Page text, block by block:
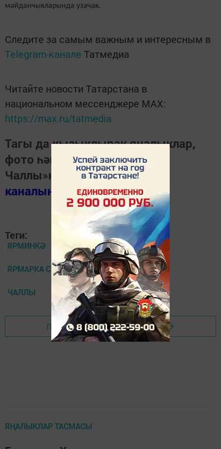
мәйданчыкларында узачак.
Следите за самым важным и интересным в
Telegram-канале Татмедиа
Читайте новости Татарстана в
национальном мессенджере MАХ:
https://max.ru/tatmedia
Тагы да кызыклырак яңалыклар,
фото һәм видеолар «Шәһри
Чаллы»ның MAX
каналында
(язылыгыз).
Теги:
ЯРМИНКӘ
ЯРМАРКА СЕЛЬХОЗПРОДУКЦИЯ
ЧАЛЛЫ
Перейти на страницу новости
ЯҢАЛЫКЛАР ТАСМАСЫ